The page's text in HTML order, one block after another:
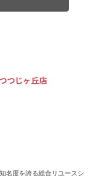
つじヶ丘店
名度を誇る総合リユースシ